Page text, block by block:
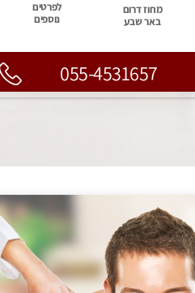
מחוז דרום
באר שבע
לפרטים
נוספים
055-4531657